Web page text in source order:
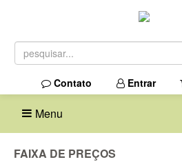
Contato Entrar
Menu
FAIXA DE PREÇOS